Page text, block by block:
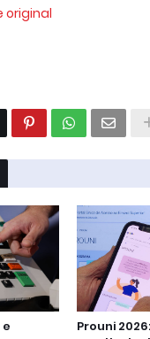
original
Prouni